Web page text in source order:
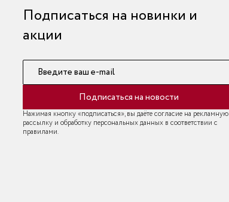
Подписаться на новинки и
акции
Введите ваш e-mail
Подписаться на новости
Нажимая кнопку «подписаться», вы даёте согласие на рекламную
рассылку и обработку персональных данных в соответствии с
правилами.